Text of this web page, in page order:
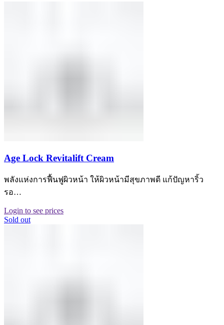
Age Lock Revitalift Cream
พลังแห่งการฟื้นฟูผิวหน้า ให้ผิวหน้ามีสุขภาพดี แก้ปัญหาริ้ว
รอ…
Login to see prices
Sold out